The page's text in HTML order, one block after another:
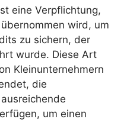
eine Verpflichtung,
wird, um
zu sichern, der
wurde. Diese Art
Kleinunternehmern
die
um einen